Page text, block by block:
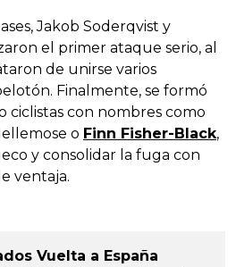
Jakob Soderqvist y
el primer ataque serio, al
de unirse varios
Finalmente, se formó
ciclistas con nombres como
o Finn Fisher-Black,
y consolidar la fuga con
ventaja.
Vuelta a España